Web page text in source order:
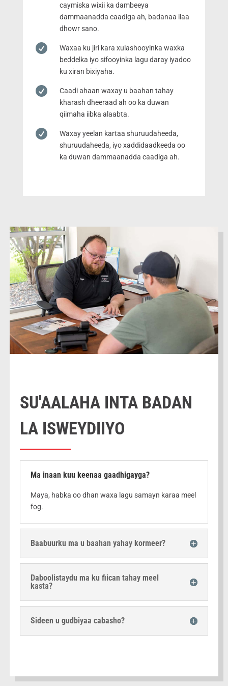
caymiska wixii ka dambeeya
dammaanadda caadiga ah, badanaa ilaa
dhowr sano.

Waxaa ku jiri kara xulashooyinka waxka
beddelka iyo sifooyinka lagu daray iyadoo
ku xiran bixiyaha.

Caadi ahaan waxay u baahan tahay
kharash dheeraad ah oo ka duwan
qiimaha iibka alaabta.

Waxay yeelan kartaa shuruudaheeda,
shuruudaheeda, iyo xaddidaadkeeda oo
ka duwan dammaanadda caadiga ah.
SU'AALAHA INTA BADAN
LA ISWEYDIIYO
Ma inaan kuu keenaa gaadhigayga?
Maya, habka oo dhan waxa lagu samayn karaa meel
fog.
Baabuurku ma u baahan yahay kormeer?
Daboolistaydu ma ku fiican tahay meel
kasta?
Sideen u gudbiyaa cabasho?